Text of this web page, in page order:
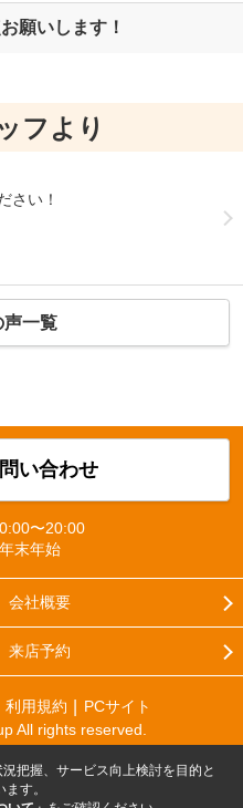
願いします！
フより
さい！
声一覧
い合わせ
〜20:00
年末年始
会社概要
来店予約
利用規約
PCサイト
All rights reserved.
把握、サービス向上検討を目的と
す。